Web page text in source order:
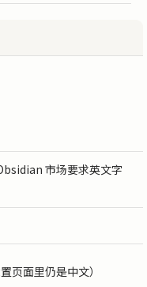
市场要求英文字
页面里仍是中文）